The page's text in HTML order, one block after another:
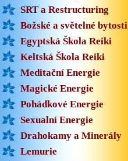
SRT a Restructuring
Božské a světelné bytosti
Egyptská Škola Reiki
Keltská Škola Reiki
Meditační Energie
Magické Energie
Pohádkové Energie
Sexualní Energie
Drahokamy a Minerály
Lemurie